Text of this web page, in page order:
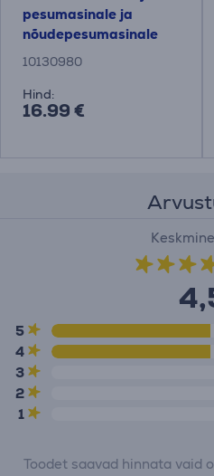
pesumasinale ja
nõudepesumasinale
Miele 250 g
10130980
Hind:
16.99 €
5
4
3
2
1
Toodet saavad hinnata vaid